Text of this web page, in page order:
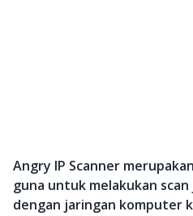
Angry IP Scanner
guna untuk melakukan
dengan jaringan komputer